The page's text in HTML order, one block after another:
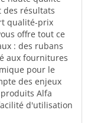
des résultats
qualité-prix
offre tout ce
: des rubans
aux fournitures
pour le
des enjeux
Alfa
d'utilisation